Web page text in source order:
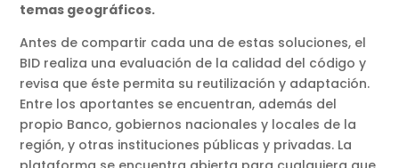
temas geográficos.
Antes de compartir cada una de estas soluciones, el
BID realiza una evaluación de la calidad del código y
revisa que éste permita su reutilización y adaptación.
Entre los aportantes se encuentran, además del
propio Banco, gobiernos nacionales y locales de la
región, y otras instituciones públicas y privadas. La